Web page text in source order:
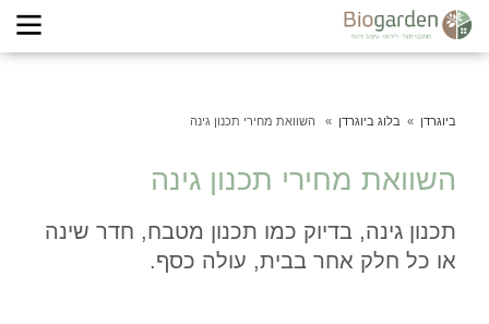
ביוגרדן בלוג ביוגרדן השוואת מחירי תכנון גינה
השוואת מחירי תכנון גינה
תכנון גינה, בדיוק כמו תכנון מטבח, חדר שינה
או כל חלק אחר בבית, עולה כסף.